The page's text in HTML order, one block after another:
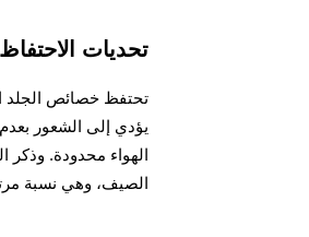
تحديات
يؤدي إلى الشعور
الصيف، وهي نسبة